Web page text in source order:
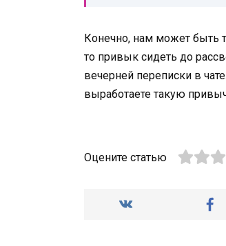
Конечно, нам может быть
то привык сидеть до
вечерней переписки в
выработаете такую
Оцените статью